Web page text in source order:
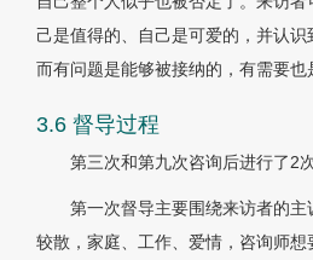
己是值得的、自己是可爱的，并认识
而有问题是能够被接纳的，有需要也
3.6 督导过程
第三次和第九次咨询后进行了2次
第一次督导主要围绕来访者的
较散，家庭、工作、爱情，咨询师